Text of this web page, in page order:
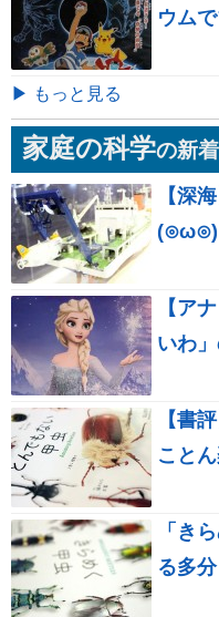
ウム
▶ もっと見る
家庭の科学の新
【深
(⊙ω⊙)
【ア
いわ
【書
こと
「き
る多